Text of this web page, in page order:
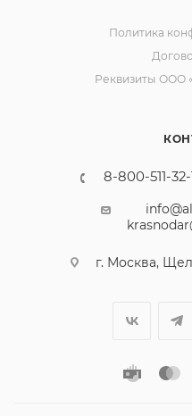
8-800-511-32-
г. Москва,
Политика
Реквизиты ООО